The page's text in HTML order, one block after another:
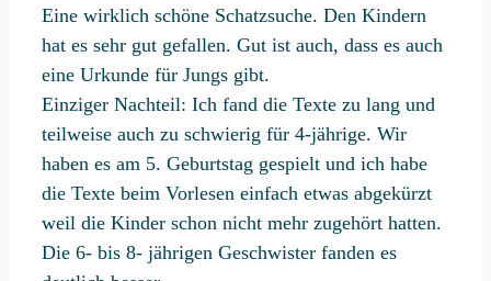
Eine wirklich schöne Schatzsuche. Den Kindern
hat es sehr gut gefallen. Gut ist auch, dass es auch
eine Urkunde für Jungs gibt.
Einziger Nachteil: Ich fand die Texte zu lang und
teilweise auch zu schwierig für 4-jährige. Wir
haben es am 5. Geburtstag gespielt und ich habe
die Texte beim Vorlesen einfach etwas abgekürzt
weil die Kinder schon nicht mehr zugehört hatten.
Die 6- bis 8- jährigen Geschwister fanden es